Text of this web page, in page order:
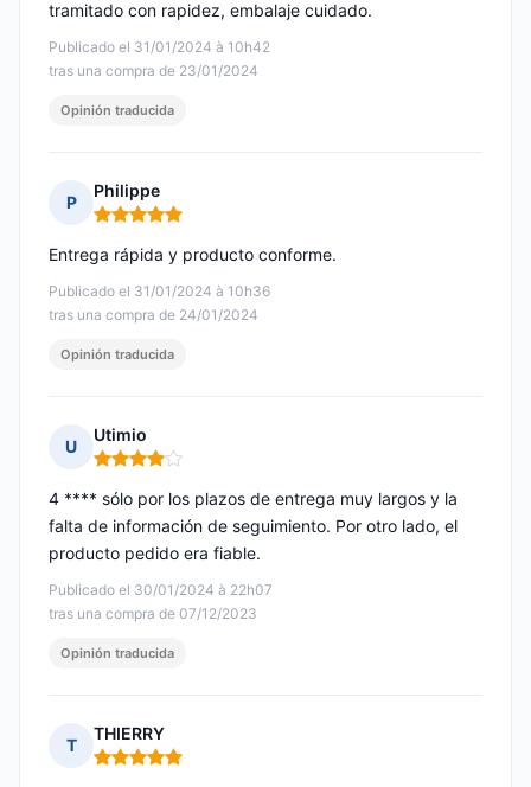
Publicado el 31/01/2024 à 10h42
tras una compra de 23/01/2024
tramitado con rapidez, embalaje cuidado.
Opinión traducida
P
Philippe
Nota: 5 de 5
Publicado el 31/01/2024 à 10h36
tras una compra de 24/01/2024
Entrega rápida y producto conforme.
Opinión traducida
U
Utimio
Nota: 4 de 5
Publicado el 30/01/2024 à 22h07
tras una compra de 07/12/2023
4 **** sólo por los plazos de entrega muy largos y la
falta de información de seguimiento. Por otro lado, el
producto pedido era fiable.
Opinión traducida
T
THIERRY
Nota: 5 de 5